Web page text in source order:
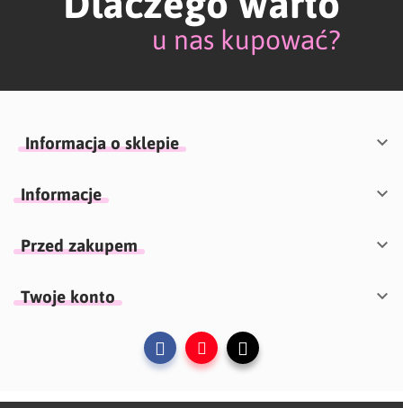
u nas kupować?
Informacja o sklepie 
Informacje 
Przed zakupem 
Twoje konto 
FacebookYouTube